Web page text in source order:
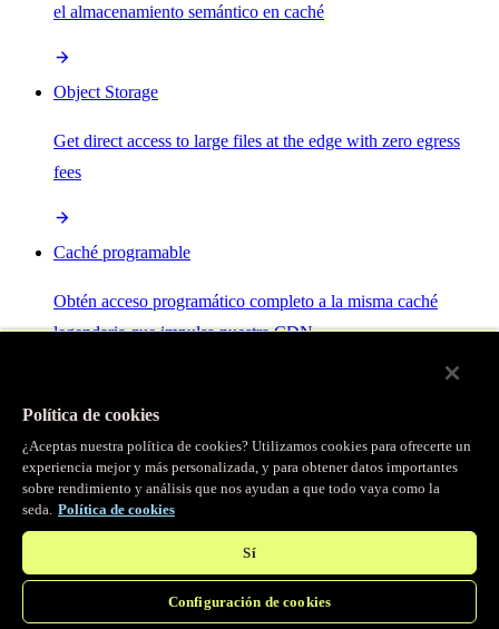
el almacenamiento semántico en caché
Object Storage
Get direct access to large files at the edge with zero egress
fees
Caché programable
Obtén acceso programático completo a la misma caché
legendaria que impulsa nuestra CDN.
Servidor MCP
Control por IA para tus servicios Fastly.
Política de cookies
¿Aceptas nuestra política de cookies? Utilizamos cookies para ofrecerte un
experiencia mejor y más personalizada, y para obtener datos importantes
sobre rendimiento y análisis que nos ayudan a que todo vaya como la
seda. Política de cookies
Sí
Configuración de cookies